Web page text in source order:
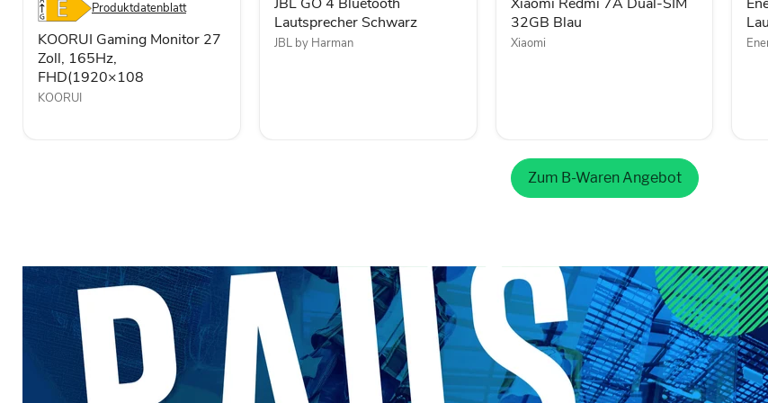
Produktdatenblatt
KOORUI Gaming Monitor 27
Zoll, 165Hz,
FHD(1920×108
KOORUI
Lautsprecher Schwarz
JBL by Harman
32GB Blau
Xiaomi
Zum B-Waren Angebot